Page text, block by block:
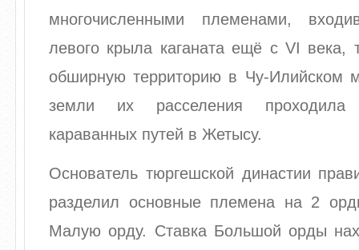
многочисленными племенами,
левого крыла каганата ещё с VI века,
обширную территорию в Чу-Илийском
земли их расселения проходила
караванных путей в Жетысу.
Основатель тюргешской династии
разделил основные племена на 2
Малую орду. Ставка Большой орды